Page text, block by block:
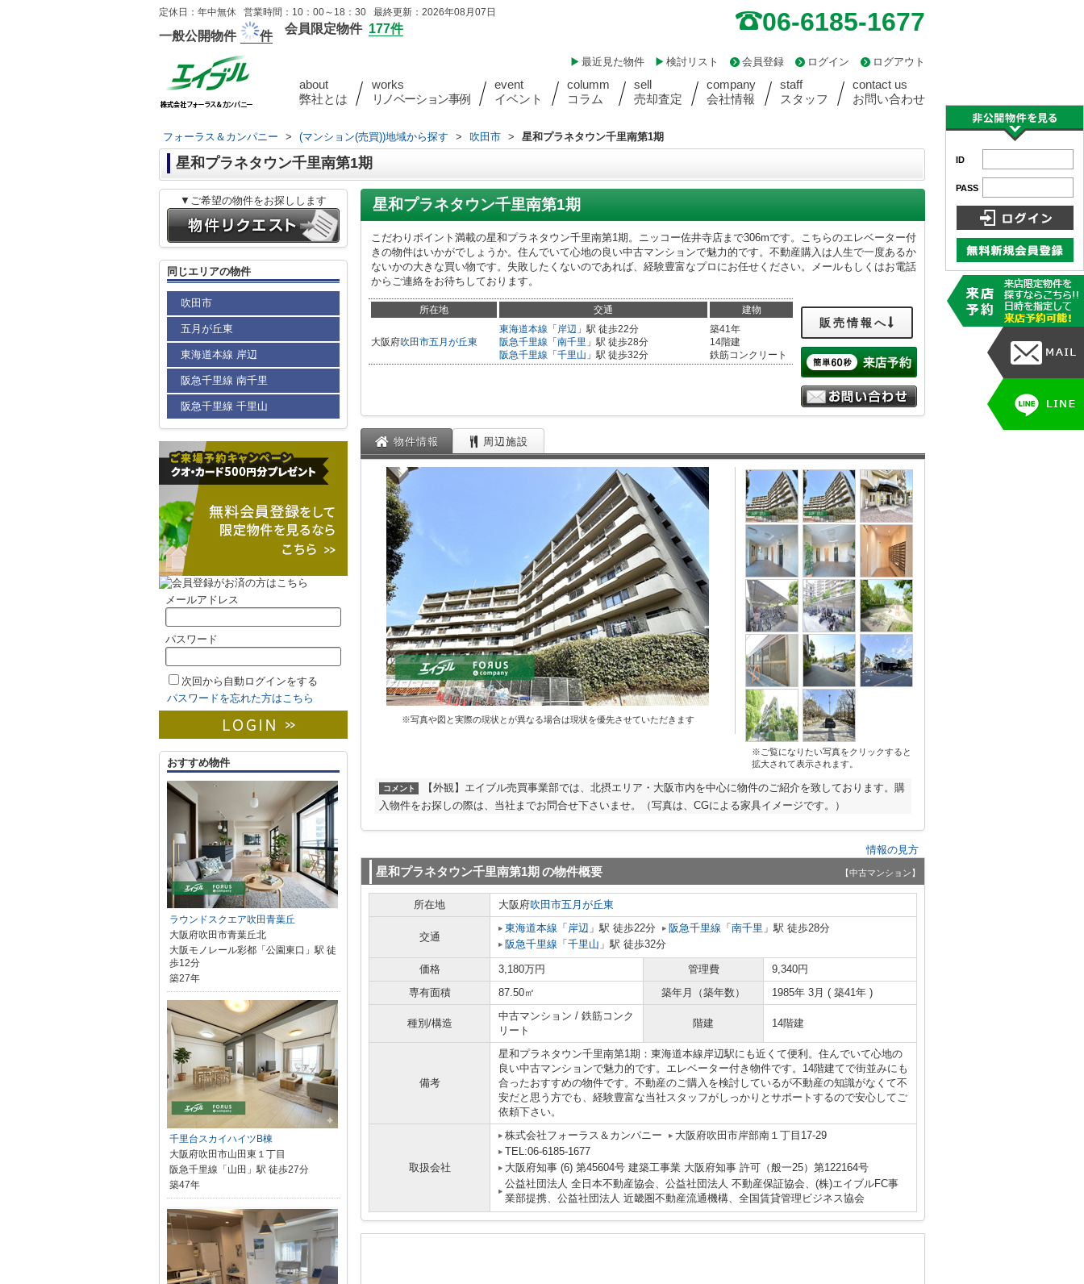
定休日：年中無休 営業時間：10：00～18：30 最終更新：2026年08月07日
一般公開物件 件
会員限定物件 177件 06-6185-1677
ログアウト
ログイン
会員登録
検討リスト
最近見た物件
about
弊社とは
works
リノベーション事例
event
イベント
columm
コラム
sell
売却査定
company
会社情報
staff
スタッフ
contact us
お問い合わせ
フォーラス＆カンパニー > (マンション(売買))地域から探す > 吹田市 > 星和プラネタウン千里南第1期
星和プラネタウン千里南第1期
星和プラネタウン千里南第1期
こだわりポイント満載の星和プラネタウン千里南第1期。ニッコー佐井寺店まで306mです。こちらのエレベーター付
きの物件はいかがでしょうか。住んでいて心地の良い中古マンションで魅力的です。不動産購入は人生で一度あるか
ないかの大きな買い物です。失敗したくないのであれば、経験豊富なプロにお任せください。メールもしくはお電話
からご連絡をお待ちしております。
所在地 交通 建物
大阪府吹田市五月が丘東
東海道本線 「 岸辺 」駅 徒歩22分
阪急千里線 「 南千里 」駅 徒歩28分
阪急千里線 「 千里山 」駅 徒歩32分
築41年
14階建
鉄筋コンクリート
販売情報へ
物件情報 周辺施設
※写真や図と実際の現状とが異なる場合は現状を優先させていただきます
※ご覧になりたい写真をクリックすると
拡大されて表示されます。
コメント
【外観】エイブル売買事業部では、北摂エリア・大阪市内を中心に物件のご紹介を致しております。購
入物件をお探しの際は、当社までお問合せ下さいませ。（写真は、CGによる家具イメージです。）
情報の見方
星和プラネタウン千里南第1期 の物件概要 【中古マンション】
所在地 大阪府吹田市五月が丘東
交通
東海道本線 「 岸辺 」駅 徒歩22分 阪急千里線 「 南千里 」駅 徒歩28分
阪急千里線 「 千里山 」駅 徒歩32分
価格 3,180万円 管理費
9,340円
専有面積
87.50㎡ 築年月（築年数） 1985年 3月 ( 築41年 )
種別/構造
中古マンション / 鉄筋コンク
リート
階建 14階建
備考
星和プラネタウン千里南第1期：東海道本線岸辺駅にも近くて便利。住んでいて心地の
良い中古マンションで魅力的です。エレベーター付き物件です。14階建てで街並みにも
合ったおすすめの物件です。不動産のご購入を検討しているが不動産の知識がなくて不
安だと思う方でも、経験豊富な当社スタッフがしっかりとサポートするので安心してご
依頼下さい。
取扱会社
株式会社フォーラス＆カンパニー
大阪府吹田市岸部南１丁目17-29
TEL:06-6185-1677
大阪府知事 (6) 第45604号 建築工事業 大阪府知事 許可（般一25）第122164号
公益社団法人 全日本不動産協会、公益社団法人 不動産保証協会、(株)エイブルFC事
業部提携、公益社団法人 近畿圏不動産流通機構、全国賃貸管理ビジネス協会
▼ご希望の物件をお探しします
同じエリアの物件
吹田市
五月が丘東
東海道本線 岸辺
阪急千里線 南千里
阪急千里線 千里山
メールアドレス
パスワード
次回から自動ログインをする
パスワードを忘れた方はこちら
おすすめ物件
ラウンドスクエア吹田青葉丘
大阪府吹田市青葉丘北
大阪モノレール彩都「公園東口」駅 徒
歩12分
築27年
千里台スカイハイツB棟
大阪府吹田市山田東１丁目
阪急千里線「山田」駅 徒歩27分
築47年
ID
PASS